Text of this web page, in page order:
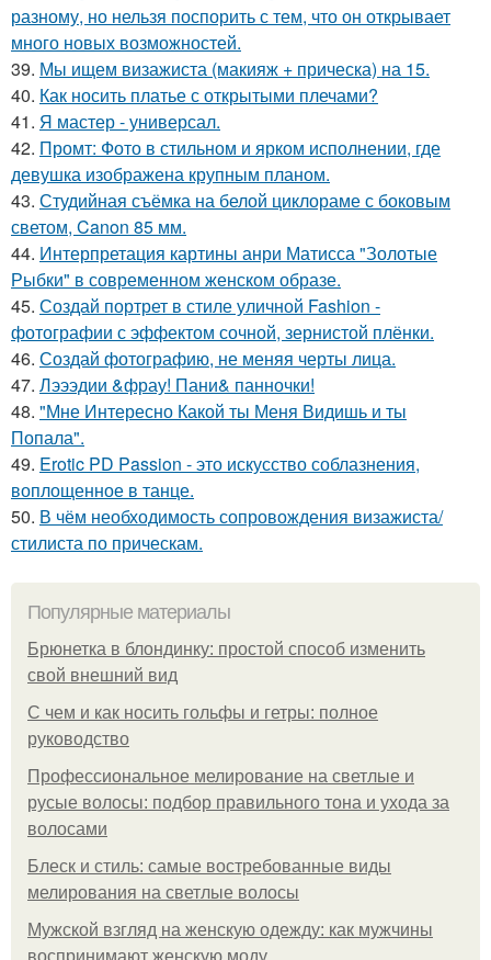
разному, но нельзя поспорить с тем, что он открывает
много новых возможностей.
39. Мы ищем визажиста (макияж + прическа) на 15.
40. Как носить платье с открытыми плечами?
41. Я мастер - универсал.
42. Промт: Фото в стильном и ярком исполнении, где
девушка изображена крупным планом.
43. Студийная съёмка на белой циклораме с боковым
светом, Canon 85 мм.
44. Интерпретация картины анри Матисса "Золотые
Рыбки" в современном женском образе.
45. Создай портрет в стиле уличной Fashion -
фотографии с эффектом сочной, зернистой плёнки.
46. Создай фотографию, не меняя черты лица.
47. Лэээдии &фрау! Пани& панночки!
48. "Мне Интересно Какой ты Меня Видишь и ты
Попала".
49. Erotic PD Passion - это искусство соблазнения,
воплощенное в танце.
50. В чём необходимость сопровождения визажиста/
стилиста по прическам.
Популярные материалы
Брюнетка в блондинку: простой способ изменить
свой внешний вид
С чем и как носить гольфы и гетры: полное
руководство
Профессиональное мелирование на светлые и
русые волосы: подбор правильного тона и ухода за
волосами
Блеск и стиль: самые востребованные виды
мелирования на светлые волосы
Мужской взгляд на женскую одежду: как мужчины
воспринимают женскую моду